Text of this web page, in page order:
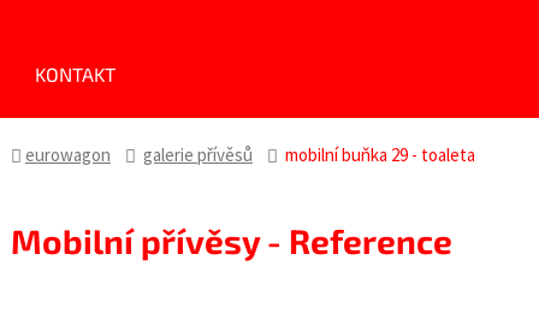
KONTAKT
eurowagon galerie přívěsů mobilní buňka 29 - toaleta
Mobilní přívěsy - Reference